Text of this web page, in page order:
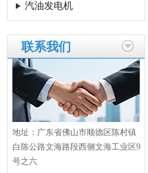
汽油发电机
联系我们
地址：广东省佛山市顺德区陈村镇
白陈公路文海路段西侧文海工业区9
号之六